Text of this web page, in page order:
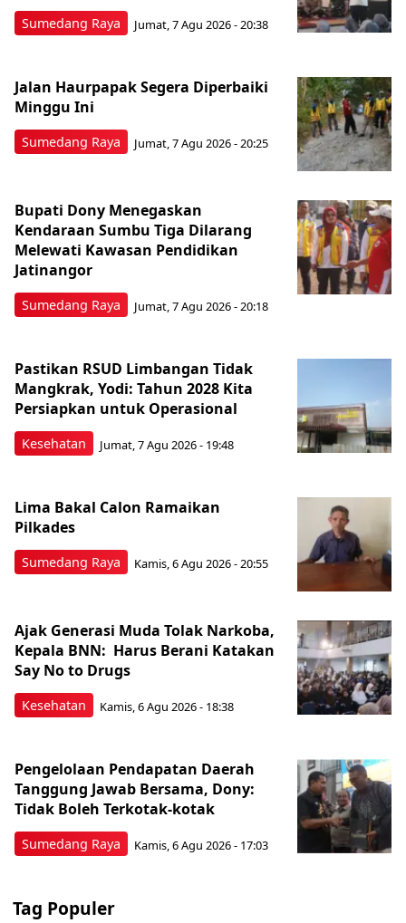
Sumedang Raya Jumat, 7 Agu 2026 - 20:38
Sumedang Raya
Jalan Haurpapak Segera Diperbaiki
Minggu Ini
Jumat, 7 Agu 2026 - 20:25
Sumedang Raya
Bupati Dony Menegaskan
Kendaraan Sumbu Tiga Dilarang
Melewati Kawasan Pendidikan
Jatinangor
Jumat, 7 Agu 2026 - 20:18
Kesehatan
Pastikan RSUD Limbangan Tidak
Mangkrak, Yodi: Tahun 2028 Kita
Persiapkan untuk Operasional
Jumat, 7 Agu 2026 - 19:48
Sumedang Raya
Lima Bakal Calon Ramaikan
Pilkades
Kamis, 6 Agu 2026 - 20:55
Kesehatan
Ajak Generasi Muda Tolak Narkoba,
Kepala BNN: Harus Berani Katakan
Say No to Drugs
Kamis, 6 Agu 2026 - 18:38
Sumedang Raya
Pengelolaan Pendapatan Daerah
Tanggung Jawab Bersama, Dony:
Tidak Boleh Terkotak-kotak
Kamis, 6 Agu 2026 - 17:03
Tag Populer